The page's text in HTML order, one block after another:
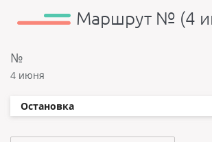
Маршрут № (4
№
4 июня
Остановка